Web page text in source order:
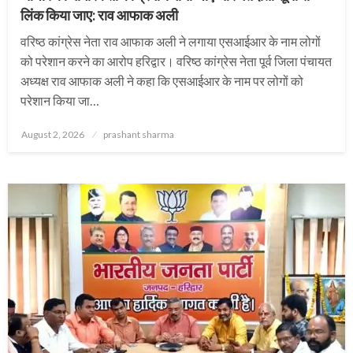
लिंक किया जाए: राव आफाक अली
वरिष्ठ कांग्रेस नेता राव आफाक अली ने लगाया एसआईआर के नाम लोगों
को परेशान करने का आरोप हरिद्वार। वरिष्ठ कांग्रेस नेता पूर्व जिला पंचायत
अध्यक्ष राव आफाक अली ने कहा कि एसआईआर के नाम पर लोगों को
परेशान किया जा…
Posted
August 2, 2026 prashant sharma